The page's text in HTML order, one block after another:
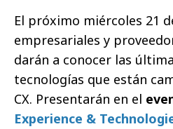
El próximo miércoles 21
empresariales y
darán a conocer las
tecnologías que están
CX. Presentarán en el
Experience &